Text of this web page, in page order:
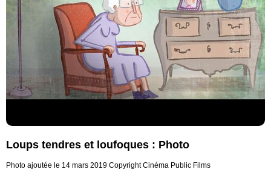
Loups tendres et loufoques : Photo
Photo ajoutée le 14 mars 2019 Copyright Cinéma Public Films